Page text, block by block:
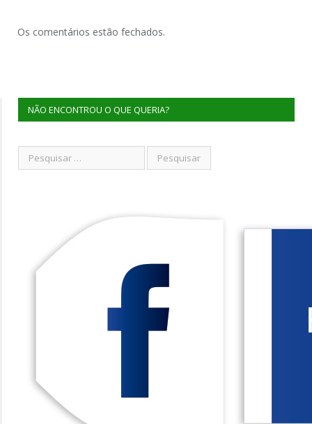
Os comentários estão fechados.
NÃO ENCONTROU O QUE QUERIA?